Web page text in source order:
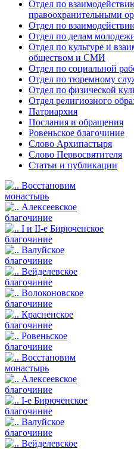
Отдел по
правоохранительными
Отдел по
Отдел по делам
Отдел по культуре и
обществом и СМИ
Отдел по социальной
Отдел по тюремному
Отдел по физической
Отдел религиозного
Патриархия
Послания и обращения
Ровеньское благочиние
Слово Архипастыря
Слово Первосвятителя
Статьи и публикации
Восстановим
монастырь
Алексеевское
благочиние
I и II-е Бирюченское
благочиние
Валуйское
благочиние
Вейделевское
благочиние
Волоконовское
благочиние
Красненское
благочиние
Ровеньское
благочиние
Восстановим
монастырь
Алексеевское
благочиние
I-е Бирюченское
благочиние
Валуйское
благочиние
Вейделевское